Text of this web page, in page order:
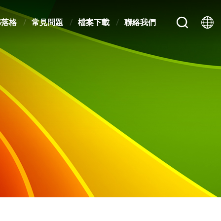
格 常見問題 檔案下載 聯絡我們